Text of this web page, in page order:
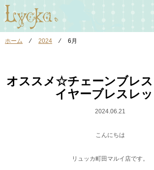
ホーム ⁄ 2024 ⁄ 6月
オススメ☆チェーンブレ
イヤーブレスレッ
2024.06.21
こんにちは
リュッカ町田マルイ店です。